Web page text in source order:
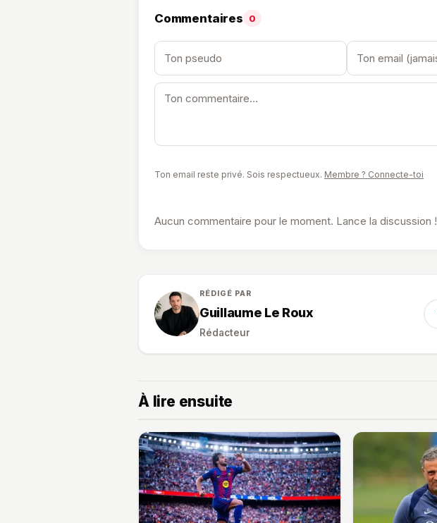
Commentaires 0
Ton email reste privé. Sois respectueux. Membre ? Connecte-toi
Aucun commentaire pour le moment. Lance la discussion !
RÉDIGÉ PAR
Guillaume Le Roux
Rédacteur
À lire ensuite